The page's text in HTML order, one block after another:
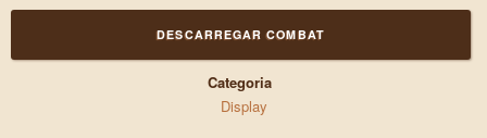
DESCARREGAR COMBAT
Categoria
Display